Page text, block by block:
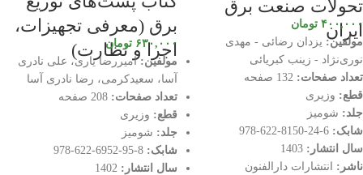
تحولات صنعت برق
ایران
۴۰۰,۰۰۰ تومان
مولفین: یزدان رضائی - مهدی
نوری‌نژاد - زینب کبریائی
تعداد صفحات:
قطع: وزیری
جلد: شومیز
شابک:
سال انتشار:
ناشر: انتشارات دارالفنون
برق (معرفی تجهیزات،
اجرا و نظارت)
۶۳۰,۰۰۰ تومان
مولفین:امیررضا یاری، علی نادری
آسا، سعیدکرمی، رضا نادری آسا
تعداد صفحات:
قطع: وزیری
جلد: شومیز
شابک:
سال انتشار: